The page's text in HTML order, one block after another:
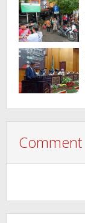
Comment